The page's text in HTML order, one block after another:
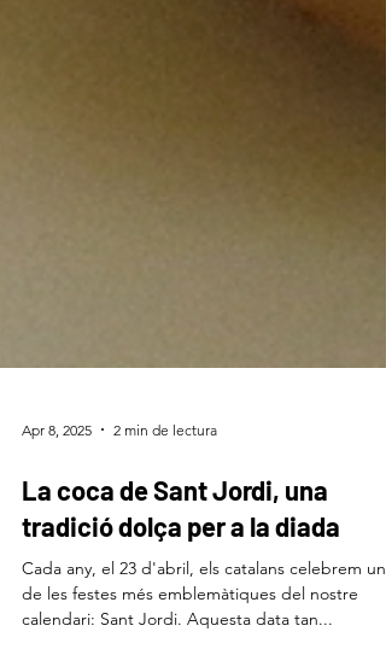
Apr 8, 2025 2 min de lectura
La coca de Sant Jordi, una
tradició dolça per a la diada